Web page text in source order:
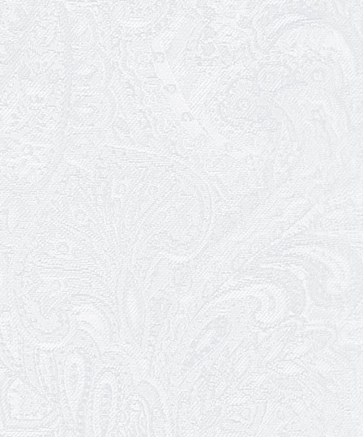
09.05.2026
Ювілей Олександра Ланге
08.05.2026
Відновлення мюзиклу «Ханум»
06.05.2026
Вітаємо з прем'єрою у виставі «Два
кольори однієї долі» Катерину Мись!
26.04.2026
З першою прем'єрою 2026 року!
25.04.2026
Трудовий ювілей Ауріки Ахметової
24.04.2026
З прем'єрою вистави «Божевільна
родина»!
02.04.2026
Запрошуємо на прем'єру вистави
«Божевільна родина»